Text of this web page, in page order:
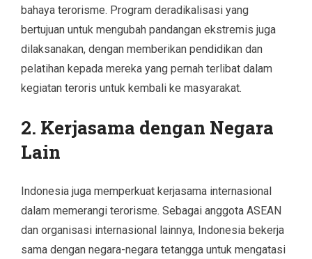
bahaya terorisme. Program deradikalisasi yang
bertujuan untuk mengubah pandangan ekstremis juga
dilaksanakan, dengan memberikan pendidikan dan
pelatihan kepada mereka yang pernah terlibat dalam
kegiatan teroris untuk kembali ke masyarakat.
2. Kerjasama dengan Negara
Lain
Indonesia juga memperkuat kerjasama internasional
dalam memerangi terorisme. Sebagai anggota ASEAN
dan organisasi internasional lainnya, Indonesia bekerja
sama dengan negara-negara tetangga untuk mengatasi